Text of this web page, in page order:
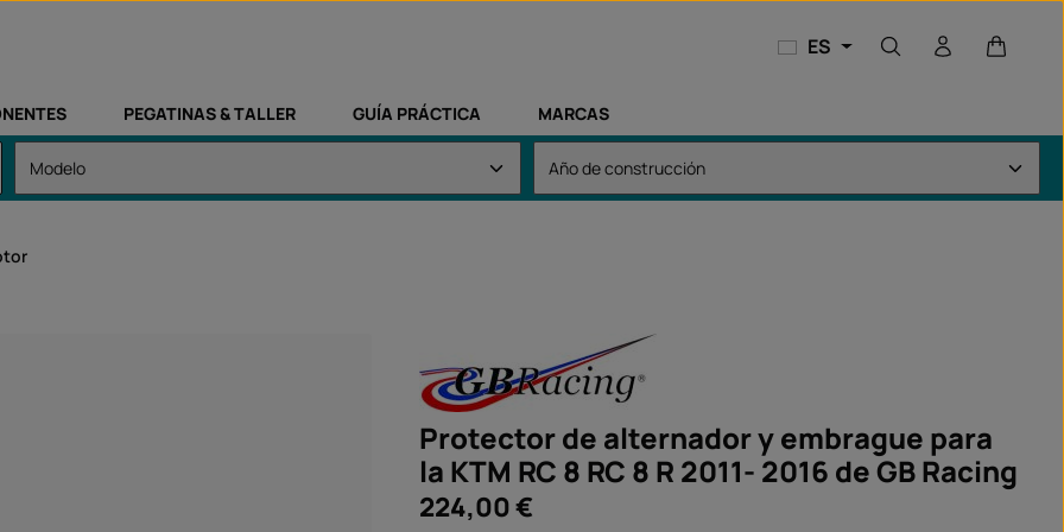
ES El
PEGATINAS & TALLER GUÍA PRÁCTICA MARCAS
Protector de alternador y embrague para
la KTM RC 8 RC 8 R 2011- 2016 de GB Racing
Precio normal:
224,00 €